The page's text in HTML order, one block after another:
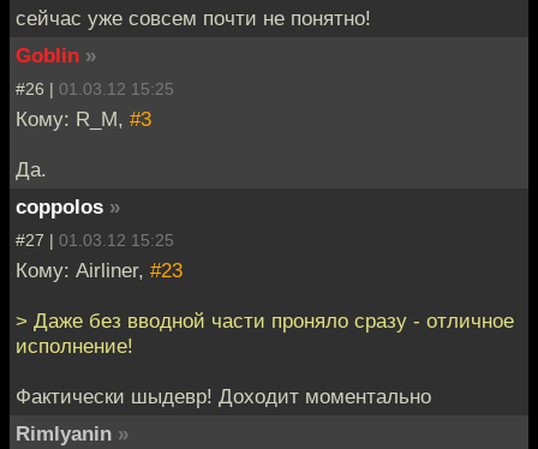
сейчас уже совсем почти не понятно!
Goblin »
#26 | 01.03.12 15:25
Кому: R_M, #3
Да.
coppolos »
#27 | 01.03.12 15:25
Кому: Airliner, #23
> Даже без вводной части проняло сразу - отличное
исполнение!
Фактически шыдевр! Доходит моментально
Rimlyanin »